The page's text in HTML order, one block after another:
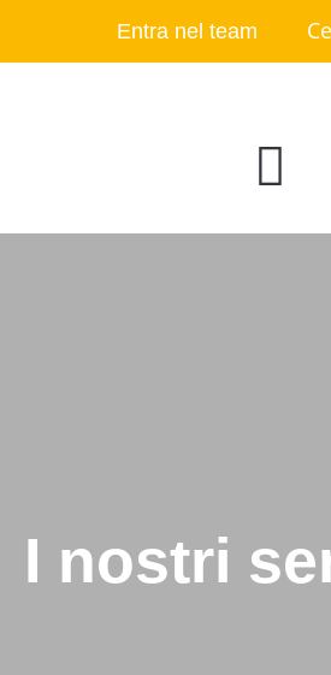
Entra nel team
I nostri